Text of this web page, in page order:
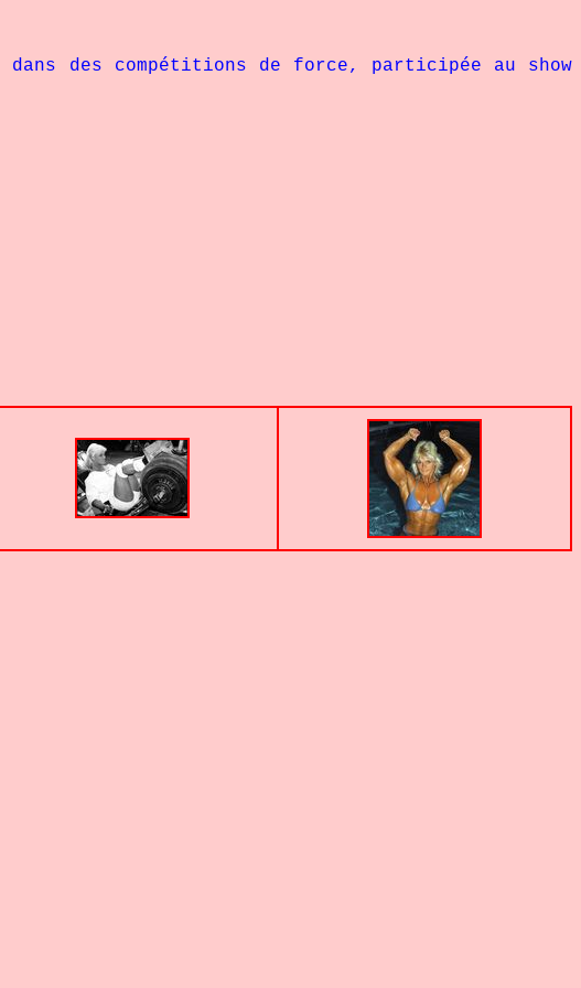
des compétitions de force, participée au show